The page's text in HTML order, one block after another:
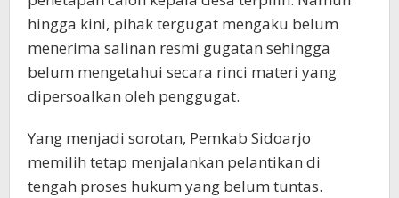
hingga kini, pihak tergugat mengaku belum
menerima salinan resmi gugatan sehingga
belum mengetahui secara rinci materi yang
dipersoalkan oleh penggugat.
Yang menjadi sorotan, Pemkab Sidoarjo
memilih tetap menjalankan pelantikan di
tengah proses hukum yang belum tuntas.